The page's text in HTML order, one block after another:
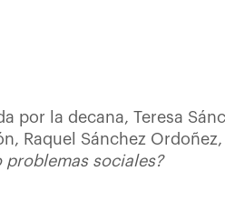
por la decana, Teresa
Raquel Sánchez
problemas sociales?